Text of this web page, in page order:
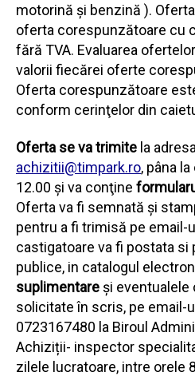
motorină și benzină ).
oferta corespunzătoare cu
fără TVA. Evaluarea
valorii fiecărei oferte
Oferta corespunzătoare
conform cerinţelor din
Oferta se va trimite la
achizitii@timpark.ro, pâna
12.00 şi va conţine
Oferta va fi semnată şi
pentru a fi trimisă pe email-
castigatoare va fi postata
publice, in catalogul
suplimentare și eventualele
solicitate în scris, pe email-
0723167480 la Biroul
Achiziții- inspector
zilele lucratoare, intre orele